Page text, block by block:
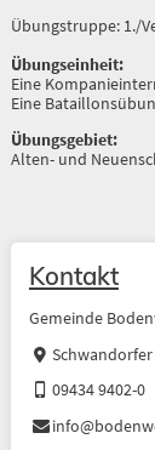
Übungstruppe: 1./
Übungseinheit:
Eine
Eine
Übungsgebiet:
Alten- und
Kontakt
Gemeinde
09434 9402-0